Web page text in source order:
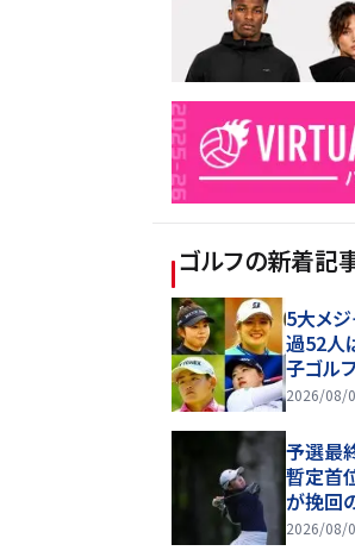
ゴルフの新着記
5大メ
過52人
子ゴル
2026/08/
予選最
暫定首
が挽回
2026/08/